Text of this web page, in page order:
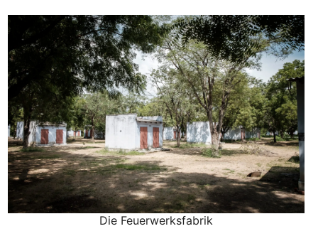
Die Feuerwerksfabrik